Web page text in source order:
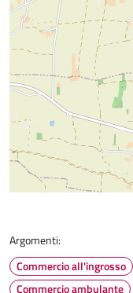
Argomenti:
Commercio all'ingrosso
Commercio ambulante